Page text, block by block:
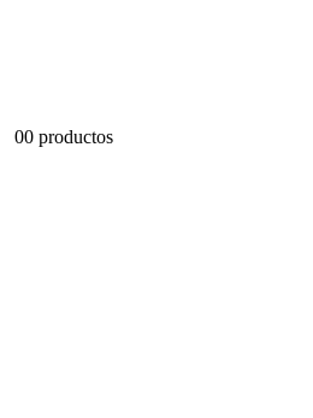
00 productos